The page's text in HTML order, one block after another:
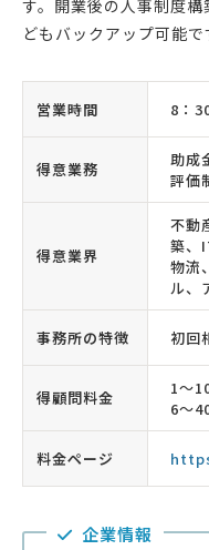
す。開業後の人事制度
どもバックアップ可能で
営業時間 8：
得意業務
助成
評価
得意業界
不動
築、
物流
ル、
事務所の特徴 初回
得顧問料金
1〜
6〜
料金ページ
企業情報